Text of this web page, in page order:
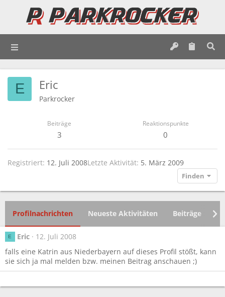
E Eric
Parkrocker
Beiträge
3
Reaktionspunkte
0
Registriert 12. Juli 2008Letzte Aktivität 5. März 2009
Finden
Profilnachrichten Neueste Aktivitäten Beiträge
E Eric
12. Juli 2008
falls eine Katrin aus Niederbayern auf dieses Profil stößt, kann
sie sich ja mal melden bzw. meinen Beitrag anschauen ;)